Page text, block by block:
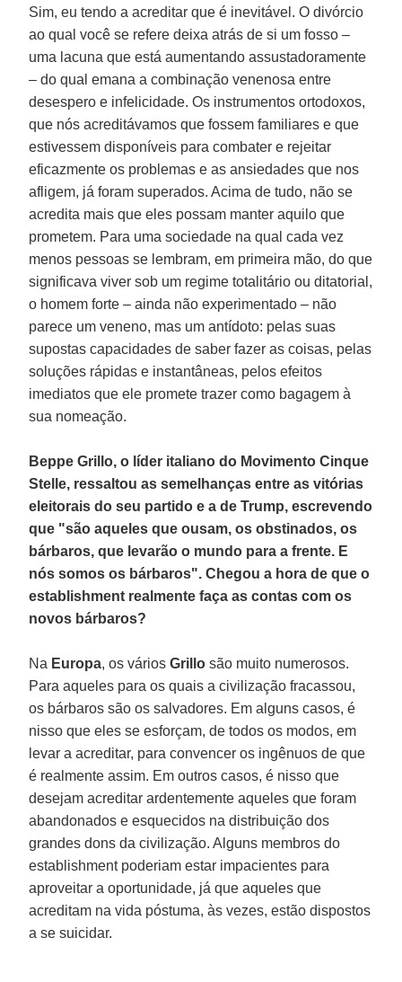
Sim, eu tendo a acreditar que é inevitável. O divórcio
ao qual você se refere deixa atrás de si um fosso –
uma lacuna que está aumentando assustadoramente
– do qual emana a combinação venenosa entre
desespero e infelicidade. Os instrumentos ortodoxos,
que nós acreditávamos que fossem familiares e que
estivessem disponíveis para combater e rejeitar
eficazmente os problemas e as ansiedades que nos
afligem, já foram superados. Acima de tudo, não se
acredita mais que eles possam manter aquilo que
prometem. Para uma sociedade na qual cada vez
menos pessoas se lembram, em primeira mão, do que
significava viver sob um regime totalitário ou ditatorial,
o homem forte – ainda não experimentado – não
parece um veneno, mas um antídoto: pelas suas
supostas capacidades de saber fazer as coisas, pelas
soluções rápidas e instantâneas, pelos efeitos
imediatos que ele promete trazer como bagagem à
sua nomeação.
Beppe Grillo, o líder italiano do Movimento Cinque
Stelle, ressaltou as semelhanças entre as vitórias
eleitorais do seu partido e a de Trump, escrevendo
que "são aqueles que ousam, os obstinados, os
bárbaros, que levarão o mundo para a frente. E
nós somos os bárbaros". Chegou a hora de que o
establishment realmente faça as contas com os
novos bárbaros?
Na Europa, os váriosGrillo são muito numerosos.
Para aqueles para os quais a civilização fracassou,
os bárbaros são os salvadores. Em alguns casos, é
nisso que eles se esforçam, de todos os modos, em
levar a acreditar, para convencer os ingênuos de que
é realmente assim. Em outros casos, é nisso que
desejam acreditar ardentemente aqueles que foram
abandonados e esquecidos na distribuição dos
grandes dons da civilização. Alguns membros do
establishment poderiam estar impacientes para
aproveitar a oportunidade, já que aqueles que
acreditam na vida póstuma, às vezes, estão dispostos
a se suicidar.